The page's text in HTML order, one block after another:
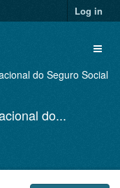
Log in
do...